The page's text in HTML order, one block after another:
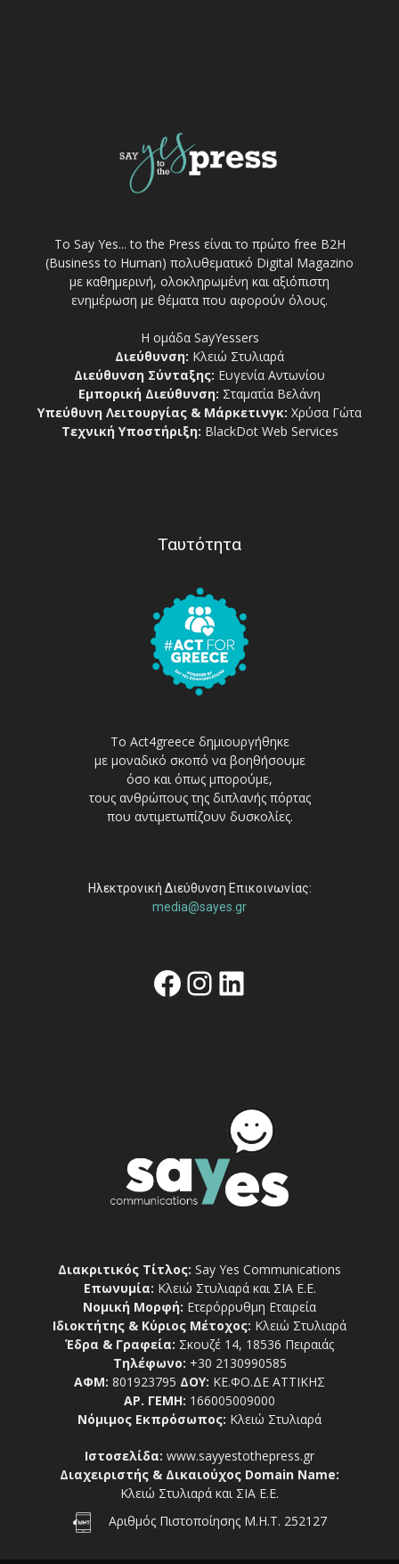
Το Say Yes... to the Press είναι το πρώτο free Β2Η
(Business to Human) πολυθεματικό Digital Magazino
με καθημερινή, ολοκληρωμένη και αξιόπιστη
ενημέρωση με θέματα που αφορούν όλους.
Η ομάδα SayYessers
Διεύθυνση: Κλειώ Στυλιαρά
Διεύθυνση Σύνταξης: Ευγενία Αντωνίου
Εμπορική Διεύθυνση: Σταματία Βελάνη
Υπεύθυνη Λειτουργίας & Μάρκετινγκ: Χρύσα Γώτα
Τεχνική Υποστήριξη: BlackDot Web Services
Ταυτότητα
Το Act4greece δημιουργήθηκε
με μοναδικό σκοπό να βοηθήσουμε
όσο και όπως μπορούμε,
τους ανθρώπους της διπλανής πόρτας
που αντιμετωπίζουν δυσκολίες.
Ηλεκτρονική Διεύθυνση Επικοινωνίας:
media@sayes.gr
Facebook
Instagram
Linkedin
Διακριτικός Τίτλος: Say Yes Communications
Επωνυμία: Κλειώ Στυλιαρά και ΣΙΑ Ε.Ε.
Νομική Μορφή: Ετερόρρυθμη Εταιρεία
Ιδιοκτήτης & Κύριος Μέτοχος: Κλειώ Στυλιαρά
Έδρα & Γραφεία: Σκουζέ 14, 18536 Πειραιάς
Τηλέφωνο: +30 2130990585
ΑΦΜ: 801923795 ΔΟΥ: ΚΕ.ΦΟ.ΔΕ ΑΤΤΙΚΗΣ
ΑΡ. ΓΕΜΗ: 166005009000
Νόμιμος Εκπρόσωπος: Κλειώ Στυλιαρά
Ιστοσελίδα: www.sayyestothepress.gr
Διαχειριστής & Δικαιούχος Domain Name:
Κλειώ Στυλιαρά και ΣΙΑ Ε.Ε.
Αριθμός Πιστοποίησης Μ.Η.Τ. 252127